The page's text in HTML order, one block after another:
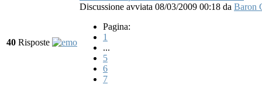
40 Risposte
Discussione avviata 08/03/2009 00:18 da Baron
Pagina:
1
...
5
6
7